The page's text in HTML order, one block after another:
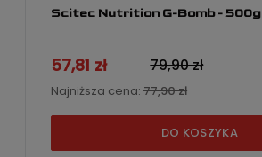
Scitec Nutrition G-Bomb - 500g
57,81 zł 79,90 zł
Najniższa cena: 77,90 zł
DO KOSZYKA